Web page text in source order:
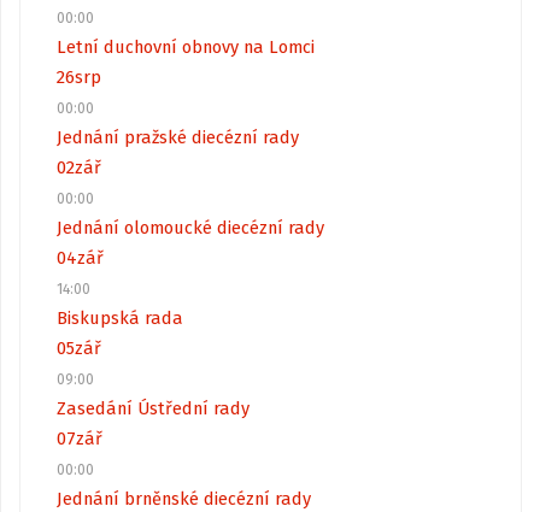
00:00
Letní duchovní obnovy na Lomci
26srp
00:00
Jednání pražské diecézní rady
02zář
00:00
Jednání olomoucké diecézní rady
04zář
14:00
Biskupská rada
05zář
09:00
Zasedání Ústřední rady
07zář
00:00
Jednání brněnské diecézní rady